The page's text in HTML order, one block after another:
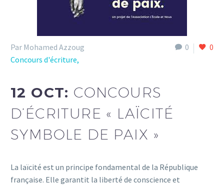
0 0
Par Mohamed Azzoug
Concours d'écriture,
12 OCT: CONCOURS
D’ÉCRITURE « LAÏCITÉ
SYMBOLE DE PAIX »
La laïcité est un principe fondamental de la République
française. Elle garantit la liberté de conscience et